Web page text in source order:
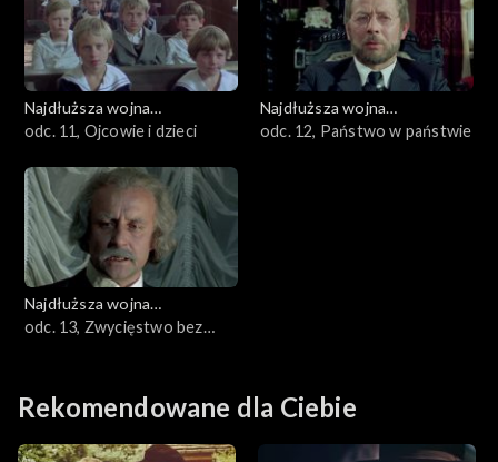
Najdłuższa wojna
nowoczesnej Europy
odc. 11, Ojcowie i dzieci
Najdłuższa wojna
nowoczesnej Europy
odc. 12, Państwo w państwie
Najdłuższa wojna
nowoczesnej Europy
odc. 13, Zwycięstwo bez
Rekomendowane dla Ciebie